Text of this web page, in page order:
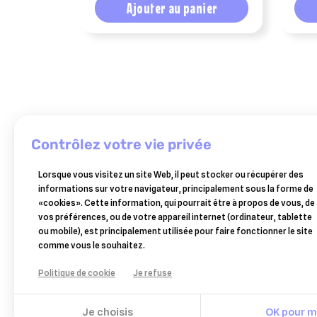
Ajouter au panier
douxo
s3
calm
pads
30
–
9,90 €
Ajouter au panier
vectra3d
antiparasitaires
25/40
kg
3
25,80 €
Ajouter au panier
contrôlez votre vie privée
Lorsque vous visitez un site Web, il peut stocker ou récupérer des
informations sur votre navigateur, principalement sous la forme de
«cookies». Cette information, qui pourrait être à propos de vous, de
vos préférences, ou de votre appareil internet (ordinateur, tablette
ou mobile), est principalement utilisée pour faire fonctionner le site
comme vous le souhaitez.
Politique de cookie Je refuse
Je choisis OK pour